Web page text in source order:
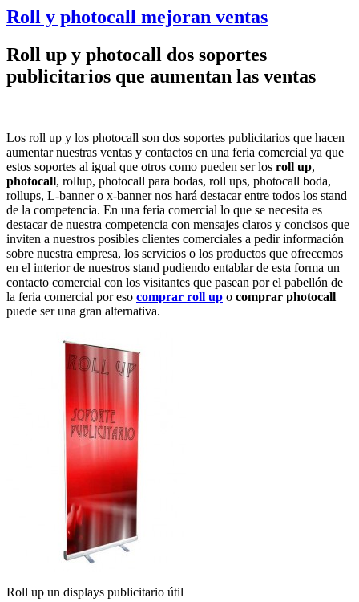
Roll y photocall mejoran ventas
Roll up y photocall dos soportes
publicitarios que aumentan las ventas
Los roll up y los photocall son dos soportes publicitarios que hacen
aumentar nuestras ventas y contactos en una feria comercial ya que
estos soportes al igual que otros como pueden ser los roll up,
photocall, rollup, photocall para bodas, roll ups, photocall boda,
rollups, L-banner o x-banner nos hará destacar entre todos los stand
de la competencia. En una feria comercial lo que se necesita es
destacar de nuestra competencia con mensajes claros y concisos que
inviten a nuestros posibles clientes comerciales a pedir información
sobre nuestra empresa, los servicios o los productos que ofrecemos
en el interior de nuestros stand pudiendo entablar de esta forma un
contacto comercial con los visitantes que pasean por el pabellón de
la feria comercial por eso comprar roll up o comprar photocall
puede ser una gran alternativa.
Roll up un displays publicitario útil